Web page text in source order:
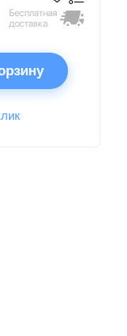
Бесплатная
доставка